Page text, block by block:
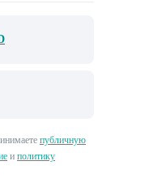
публичную
и политику